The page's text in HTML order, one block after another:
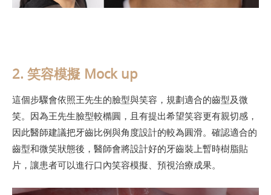
2. 笑容模擬 Mock up
這個步驟會依照王先生的臉型與笑容，規劃適合的齒型及微
笑。因為王先生臉型較橢圓，且有提出希望笑容更有親切感，
因此醫師建議把牙齒比例與角度設計的較為圓滑。確認適合的
齒型和微笑狀態後，醫師會將設計好的牙齒裝上暫時樹脂貼
片，讓患者可以進行口內笑容模擬、預視治療成果。